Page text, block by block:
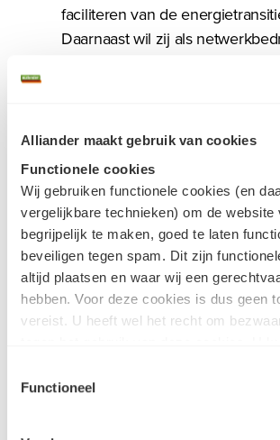
Alliander maakt gebruik van cookies
Functionele cookies
Wij gebruiken functionele cookies (en
vergelijkbare technieken) om de website
begrijpelijk te maken, goed te laten
beveiligen tegen spam. Dit zijn
altijd plaatsen en waar wij een
hebben. Voor deze cookies is dus geen
vereist. U heeft wel het recht om
de link "bezwaar maken" te klikken.
Functioneel
faciliteren van de
Daarnaast wil zij als
netwerkbedrijf opnieuw vele
investeerders aan zich kunnen
De twee obligatieleningen van
miljoen hebben een looptijd
en 10 jaar en een couponrente
respectievelijk 3,25 % en 3,75%.
Oplopende
meer dan € 2,2 miljard per jaar